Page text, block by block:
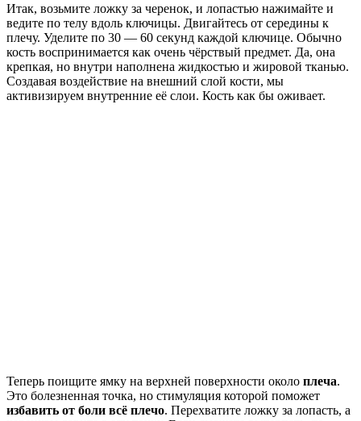
Итак, возьмите ложку за черенок, и лопастью нажимайте и
ведите по телу вдоль ключицы. Двигайтесь от середины к
плечу. Уделите по 30 — 60 секунд каждой ключице. Обычно
кость воспринимается как очень чёрствый предмет. Да, она
крепкая, но внутри наполнена жидкостью и жировой тканью.
Создавая воздействие на внешний слой кости, мы
активизируем внутренние её слои. Кость как бы оживает.
Теперь поищите ямку на верхней поверхности около плеча.
Это болезненная точка, но стимуляция которой поможет
избавить от боли всё плечо. Перехватите ложку за лопасть, а